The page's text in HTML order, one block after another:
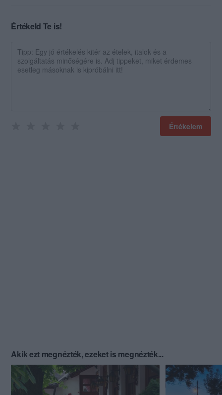
Értékeld Te is!
Értékelem
Akik ezt megnézték, ezeket is megnézték...